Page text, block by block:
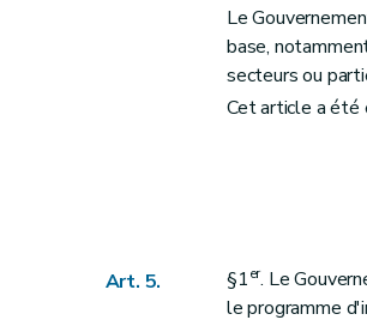
Le
base,
secteurs ou
Cet article a été
Art. 5. §1er. Le
le programme